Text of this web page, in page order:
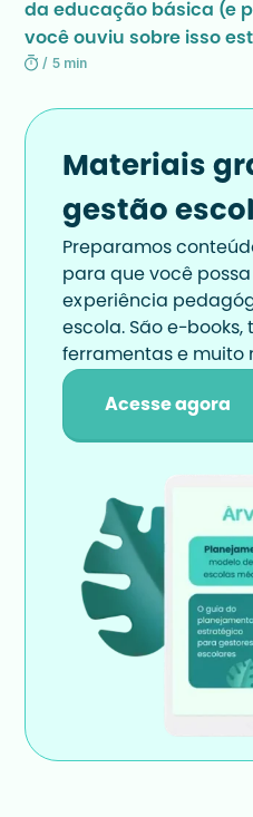
da educação básica (e
você ouviu sobre isso
/ 5 min
Materiais
gestão
Preparamos
para que você
experiência
escola. São e-books,
ferramentas e muito
Acesse agora